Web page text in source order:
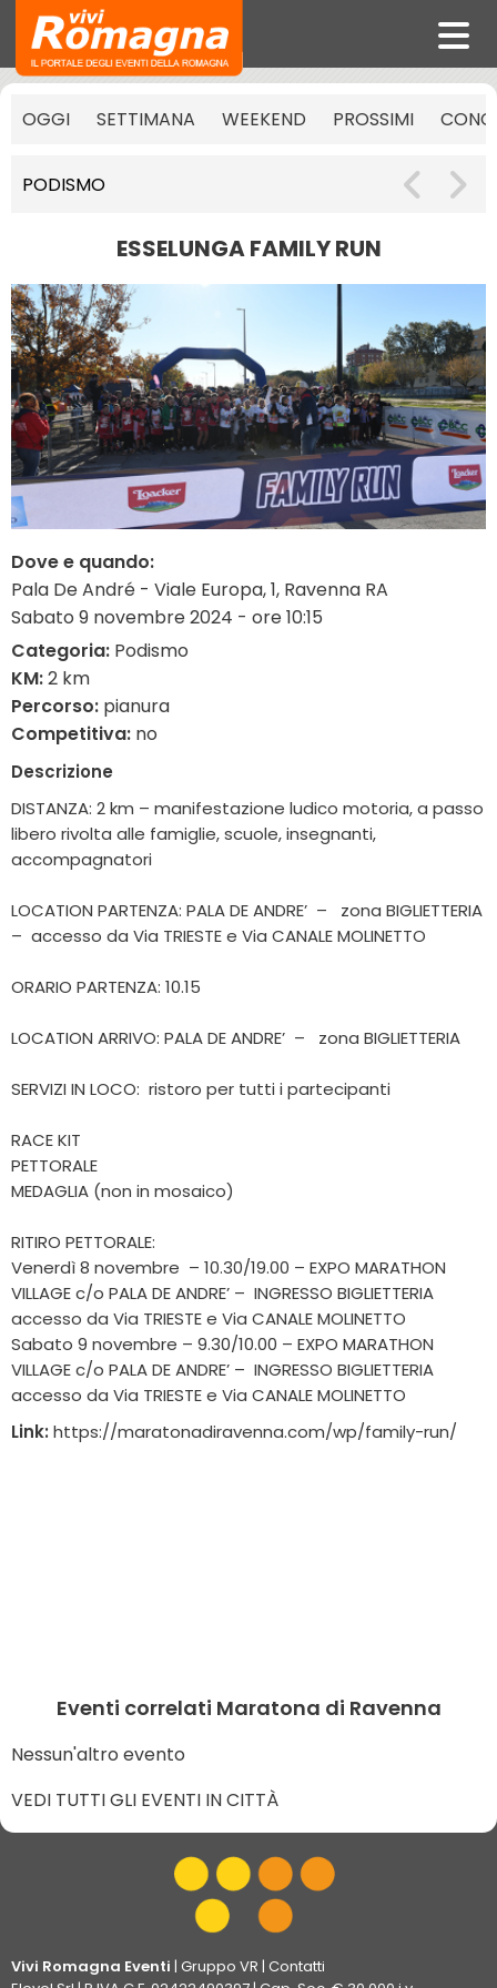
OGGI SETTIMANA WEEKEND PROSSIMI
PODISMO
ESSELUNGA FAMILY RUN
Dove e quando:
Pala De André - Viale Europa, 1, Ravenna RA
Sabato 9 novembre 2024 - ore 10:15
Categoria: Podismo
KM:2 km
Percorso: pianura
Competitiva: no
Descrizione
DISTANZA: 2 km – manifestazione ludico motoria, a passo
libero rivolta alle famiglie, scuole, insegnanti,
accompagnatori
LOCATION PARTENZA: PALA DE ANDRE’ – zona BIGLIETTERIA
– accesso da Via TRIESTE e Via CANALE MOLINETTO
ORARIO PARTENZA: 10.15
LOCATION ARRIVO: PALA DE ANDRE’ – zona BIGLIETTERIA
SERVIZI IN LOCO: ristoro per tutti i partecipanti
RACE KIT
PETTORALE
MEDAGLIA (non in mosaico)
RITIRO PETTORALE:
Venerdì 8 novembre – 10.30/19.00 – EXPO MARATHON
VILLAGE c/o PALA DE ANDRE’ – INGRESSO BIGLIETTERIA
accesso da Via TRIESTE e Via CANALE MOLINETTO
Sabato 9 novembre – 9.30/10.00 – EXPO MARATHON
VILLAGE c/o PALA DE ANDRE’ – INGRESSO BIGLIETTERIA
accesso da Via TRIESTE e Via CANALE MOLINETTO
Link: https://maratonadiravenna.com/wp/family-run/
Eventi correlati Maratona di Ravenna
Nessun'altro evento
VEDI TUTTI GLI EVENTI IN CITTÀ
Vivi Romagna Eventi | Gruppo VR | Contatti